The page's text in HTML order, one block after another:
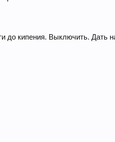
до кипения. Выключить. Дать